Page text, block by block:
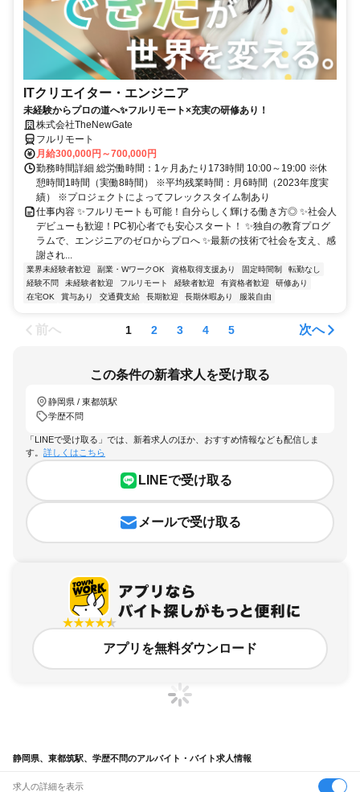
ITクリエイター・エンジニア
未経験からプロの道へ✨フルリモート×充実の研修あり！
株式会社TheNewGate
フルリモート
月給300,000円～700,000円
勤務時間詳細 総労働時間：1ヶ月あたり173時間 10:00～19:00 ※休
憩時間1時間（実働8時間） ※平均残業時間：月6時間（2023年度実
績） ※プロジェクトによってフレックスタイム制あり
仕事内容 ✨フルリモートも可能！自分らしく輝ける働き方◎ ✨社会人
デビューも歓迎！PC初心者でも安心スタート！ ✨独自の教育プログ
ラムで、エンジニアのゼロからプロへ ✨最新の技術で社会を支え、感
謝され...
業界未経験者歓迎 副業・WワークOK 資格取得支援あり 固定時間制
転勤なし
経験不問
未経験者歓迎 フルリモート 経験者歓迎 有資格者歓迎
研修あり
在宅OK
賞与あり 交通費支給 長期歓迎 長期休暇あり 服装自由
前へ 1 2 3 4 5 次へ
この条件の新着求人を受け取る
静岡県 / 東都筑駅
学歴不問
「LINEで受け取る」では、新着求人のほか、おすすめ情報なども配信しま
す。 詳しくはこちら
LINEで受け取る
メールで受け取る
アプリを無料ダウンロード
静岡県、東都筑駅、学歴不問のアルバイト・バイト求人情報
求人の詳細を表示